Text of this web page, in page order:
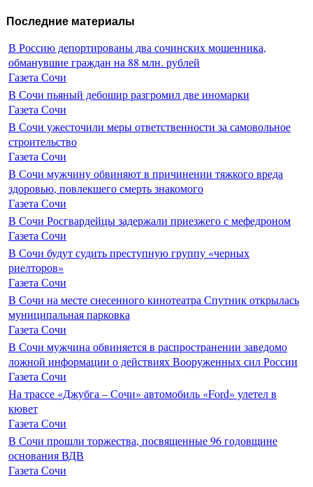
Последние материалы
В Россию депортированы два сочинских мошенника,
обманувшие граждан на 88 млн. рублей
Газета Сочи
В Сочи пьяный дебошир разгромил две иномарки
Газета Сочи
В Сочи ужесточили меры ответственности за самовольное
строительство
Газета Сочи
В Сочи мужчину обвиняют в причинении тяжкого вреда
здоровью, повлекшего смерть знакомого
Газета Сочи
В Сочи Росгвардейцы задержали приезжего с мефедроном
Газета Сочи
В Сочи будут судить преступную группу «черных
риелторов»
Газета Сочи
В Сочи на месте снесенного кинотеатра Спутник открылась
муниципальная парковка
Газета Сочи
В Сочи мужчина обвиняется в распространении заведомо
ложной информации о действиях Вооруженных сил России
Газета Сочи
На трассе «Джубга – Сочи» автомобиль «Ford» улетел в
кювет
Газета Сочи
В Сочи прошли торжества, посвященные 96 годовщине
основания ВДВ
Газета Сочи